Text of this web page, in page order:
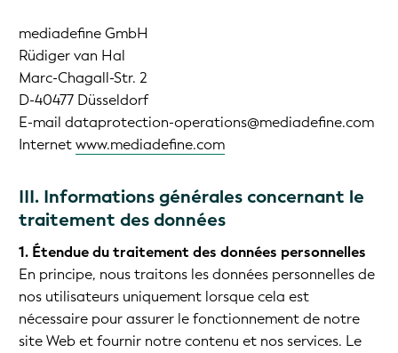
mediadefine GmbH
Rüdiger van Hal
Marc-Chagall-Str. 2
D-40477 Düsseldorf
E-mail dataprotection-operations@mediadefine.com
Internetwww.mediadefine.com
III. Informations générales concernant le
traitement des données
1. Étendue du traitement des données personnelles
En principe, nous traitons les données personnelles de
nos utilisateurs uniquement lorsque cela est
nécessaire pour assurer le fonctionnement de notre
site Web et fournir notre contenu et nos services. Le